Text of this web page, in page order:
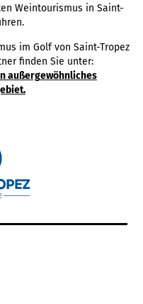
Weintourismus in Saint-
im Golf von Saint-Tropez
finden Sie unter:
außergewöhnliches